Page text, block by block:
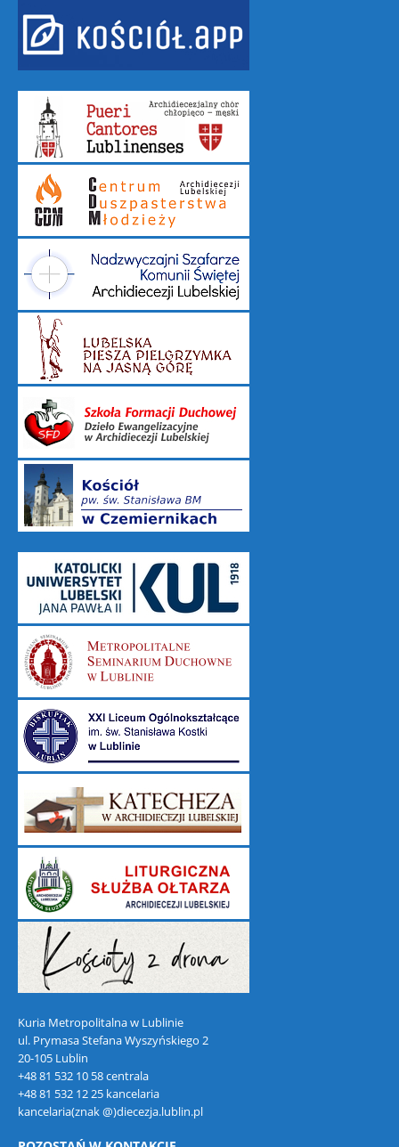
Kuria Metropolitalna w Lublinie
ul. Prymasa Stefana Wyszyńskiego 2
20-105 Lublin
+48 81 532 10 58 centrala
+48 81 532 12 25 kancelaria
kancelaria(znak @)diecezja.lublin.pl